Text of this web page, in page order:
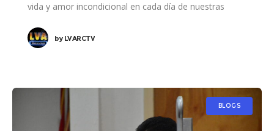
vida y amor incondicional en cada día de nuestras
byLVARCTV
BLOGS